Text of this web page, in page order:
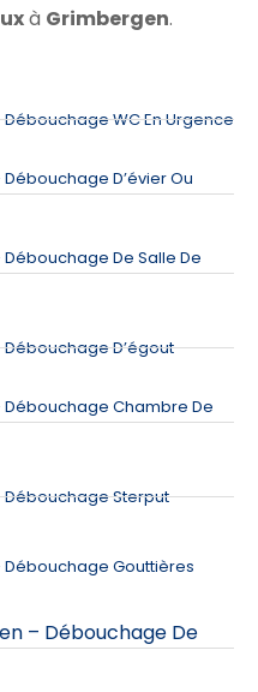
à Grimbergen.
WC En Urgence
D’évier Ou
De Salle De
D’égout
Chambre De
Sterput
Gouttières
– Débouchage De